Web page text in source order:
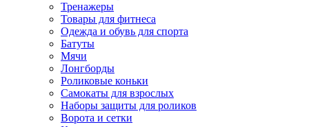
Тренажеры
Товары для фитнеса
Одежда и обувь для спорта
Батуты
Мячи
Лонгборды
Роликовые коньки
Самокаты для взрослых
Наборы защиты для роликов
Ворота и сетки